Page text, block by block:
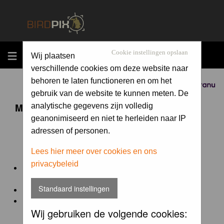
MENU
Sponsored by
Cookie instellingen opslaan
Wij plaatsen
verschillende cookies om deze website naar
behoren te laten functioneren en om het
gebruik van de website te kunnen meten. De
analytische gegevens zijn volledig
geanonimiseerd en niet te herleiden naar IP
adressen of personen.
Lees hier meer over cookies en ons
privacybeleid
Standaard instellingen
Wij gebruiken de volgende cookies:
Maandopdracht 'lentekriebels'
De maandopdracht van Birdpix is een competitie voor
en door de Birdpix fotografen community:
Het onderwerp van de opdracht wordt bepaald door de
winnaar van de laatste maandopdracht
De community nomineert de winnaar.
Geregistreerde gebruikers van Birdpix kunnen onder
deze voorwaardendeelnemen.